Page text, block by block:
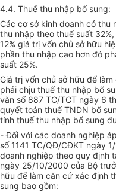
4.4. Thuế thu nhập bổ sung:
Các cơ sở kinh doanh có thu
thu nhập theo thuế suất
12% giá trị vốn chủ sở hữu
phần thu nhập cao hơn đó
suất 25%.
Giá trị vốn chủ sở hữu để
phải chịu thuế thu nhập bổ
văn số 887 TC/TCT ngày 6
quyết toán thuế TNDN bổ
tính thuế thu nhập bổ sung
- Đối với các doanh nghiệp
số 1141 TC/QĐ/CĐKT ngày
doanh nghiệp theo quy định
ngày 25/10/2000 của Bộ
hữu để làm căn cứ xác định
sung bao gồm: